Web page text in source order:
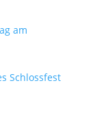
am
Schlossfest